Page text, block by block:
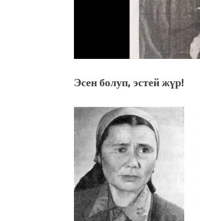
Эсен болуп, эстей жүр!